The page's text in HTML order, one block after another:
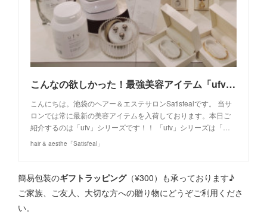
こんなの欲しかった！最強美容アイテム「ufv」シリーズ！
こんにちは。池袋のヘアー＆エステサロンSatisfealです。 当サ
ロンでは常に最新の美容アイテムを入荷しております。本日ご
紹介するのは「ufv」シリーズです！！ 「ufv」シリーズは「…
hair & aesthe「Satisfeal」
簡易包装のギフトラッピング（¥300）も承っております♪
ご家族、ご友人、大切な方への贈り物にどうぞご利用くださ
い。